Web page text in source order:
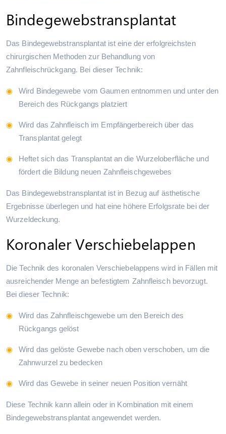
Bindegewebstransplantat
Das Bindegewebstransplantat ist eine der erfolgreichsten
chirurgischen Methoden zur Behandlung von
Zahnfleischrückgang. Bei dieser Technik:
Wird Bindegewebe vom Gaumen entnommen und unter den
Bereich des Rückgangs platziert
Wird das Zahnfleisch im Empfängerbereich über das
Transplantat gelegt
Heftet sich das Transplantat an die Wurzeloberfläche und
fördert die Bildung neuen Zahnfleischgewebes
Das Bindegewebstransplantat ist in Bezug auf ästhetische
Ergebnisse überlegen und hat eine höhere Erfolgsrate bei der
Wurzeldeckung.
Koronaler Verschiebelappen
Die Technik des koronalen Verschiebelappens wird in Fällen mit
ausreichender Menge an befestigtem Zahnfleisch bevorzugt.
Bei dieser Technik:
Wird das Zahnfleischgewebe um den Bereich des
Rückgangs gelöst
Wird das gelöste Gewebe nach oben verschoben, um die
Zahnwurzel zu bedecken
Wird das Gewebe in seiner neuen Position vernäht
Diese Technik kann allein oder in Kombination mit einem
Bindegewebstransplantat angewendet werden.